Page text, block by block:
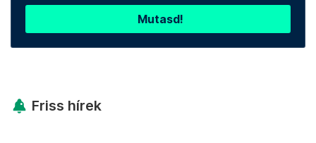
Mutasd!
Friss hírek